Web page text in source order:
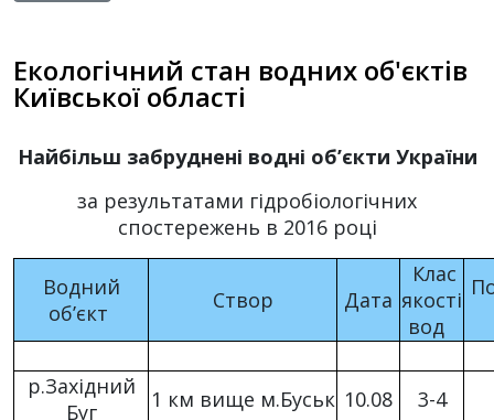
Екологічний стан водних об'єктів
Київської області
Найбільш забруднені водні об’єкти України
за результатами гідробіологічних
спостережень в 2016 році
Водний
об’єкт
Створ Дата
Клас
якості
вод
р.Західний
Буг
1 км вище м.Буськ 10.08 3-4